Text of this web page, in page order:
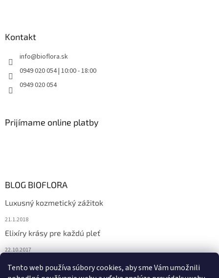
Tento web používa súbory cookies, aby sme Vám umožnili
Kontakt
info@bioflora.sk
0949 020 054 | 10:00 - 18:00
0949 020 054
Prijímame online platby
BLOG BIOFLORA
Luxusný kozmetický zážitok
21.1.2018
Elixíry krásy pre každú pleť
22.10.2017
Spoznajte prírodnú kozmetiku Sante